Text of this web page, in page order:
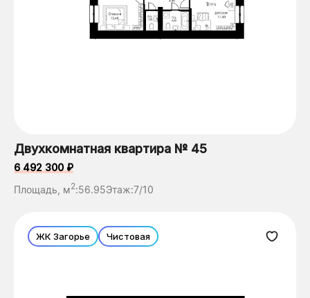
Двухкомнатная квартира № 45
6 492 300 ₽
Площадь, м2:56.95Этаж:7/10
ЖК Загорье Чистовая